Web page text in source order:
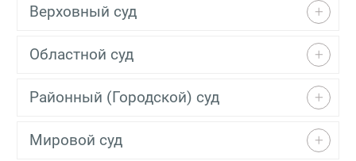
Верховный суд
Областной суд
Районный (Городской) суд
Мировой суд